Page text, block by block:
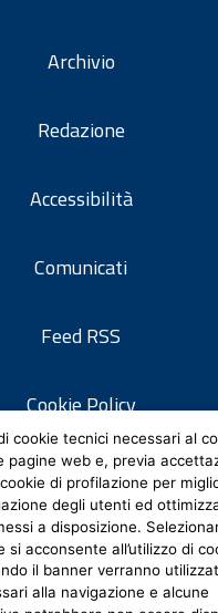
Archivio
Redazione
Accessibilità
Comunicati
Feed RSS
Cookie Policy
privacy
Note legali
cookie tecnici necessari al
pagine web e, previa
di profilazione per
degli utenti ed
a disposizione.
acconsente all’utilizzo di
il banner verranno
alla navigazione e alcune